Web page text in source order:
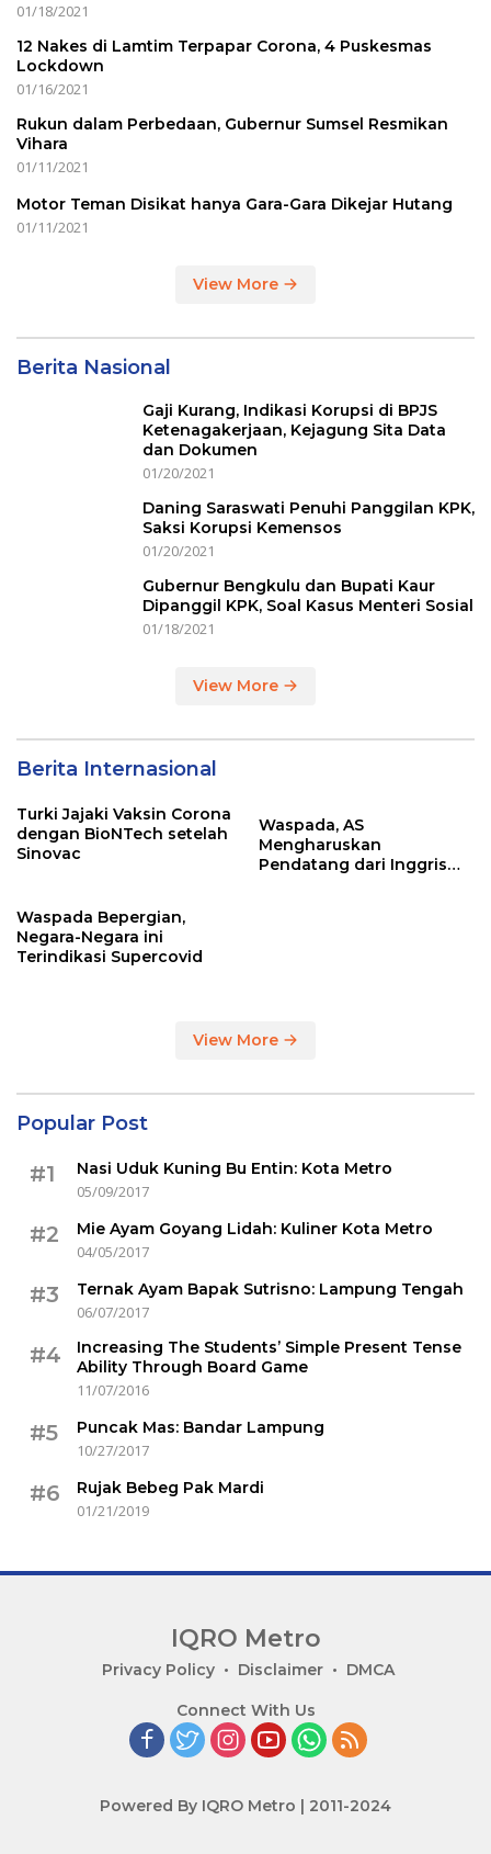
01/18/2021
12 Nakes di Lamtim Terpapar Corona, 4 Puskesmas
Lockdown
01/16/2021
Rukun dalam Perbedaan, Gubernur Sumsel Resmikan
Vihara
01/11/2021
Motor Teman Disikat hanya Gara-Gara Dikejar Hutang
01/11/2021
View More
Berita Nasional
Gaji Kurang, Indikasi Korupsi di BPJS
Ketenagakerjaan, Kejagung Sita Data
dan Dokumen
01/20/2021
Daning Saraswati Penuhi Panggilan KPK,
Saksi Korupsi Kemensos
01/20/2021
Gubernur Bengkulu dan Bupati Kaur
Dipanggil KPK, Soal Kasus Menteri Sosial
01/18/2021
View More
Berita Internasional
Turki Jajaki Vaksin Corona
dengan BioNTech setelah
Sinovac
Waspada, AS
Mengharuskan
Pendatang dari Inggris
Waspada Bepergian,
Negara-Negara ini
Terindikasi Supercovid
View More
Popular Post
#1
Nasi Uduk Kuning Bu Entin: Kota Metro
05/09/2017
#2
Mie Ayam Goyang Lidah: Kuliner Kota Metro
04/05/2017
#3
Ternak Ayam Bapak Sutrisno: Lampung Tengah
06/07/2017
#4
Increasing The Students’ Simple Present Tense
Ability Through Board Game
11/07/2016
#5
Puncak Mas: Bandar Lampung
10/27/2017
#6
Rujak Bebeg Pak Mardi
01/21/2019
IQRO Metro
Privacy Policy Disclaimer DMCA
Connect With Us
Powered By IQRO Metro | 2011-2024